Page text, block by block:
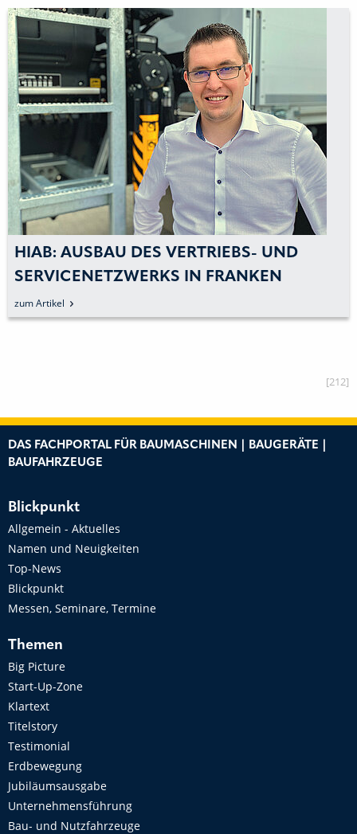
HIAB: AUSBAU DES VERTRIEBS- UND
SERVICENETZWERKS IN FRANKEN
zum Artikel
[212]
DAS FACHPORTAL FÜR BAUMASCHINEN | BAUGERÄTE |
BAUFAHRZEUGE
Blickpunkt
Allgemein - Aktuelles
Namen und Neuigkeiten
Top-News
Blickpunkt
Messen, Seminare, Termine
Themen
Big Picture
Start-Up-Zone
Klartext
Titelstory
Testimonial
Erdbewegung
Jubiläumsausgabe
Unternehmensführung
Bau- und Nutzfahrzeuge